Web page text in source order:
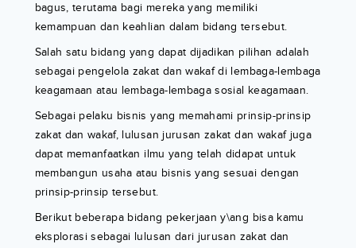
bagus, terutama bagi mereka yang memiliki
kemampuan dan keahlian dalam bidang tersebut.
Salah satu bidang yang dapat dijadikan pilihan adalah
sebagai pengelola zakat dan wakaf di lembaga-lembaga
keagamaan atau lembaga-lembaga sosial keagamaan.
Sebagai pelaku bisnis yang memahami prinsip-prinsip
zakat dan wakaf, lulusan jurusan zakat dan wakaf juga
dapat memanfaatkan ilmu yang telah didapat untuk
membangun usaha atau bisnis yang sesuai dengan
prinsip-prinsip tersebut.
Berikut beberapa bidang pekerjaan y\ang bisa kamu
eksplorasi sebagai lulusan dari jurusan zakat dan